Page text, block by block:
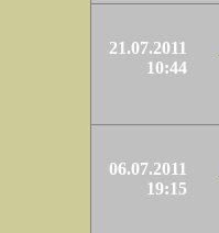
21.07.2011
10:44
06.07.2011
19:15